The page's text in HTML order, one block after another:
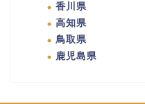
香川県
高知県
鳥取県
鹿児島県